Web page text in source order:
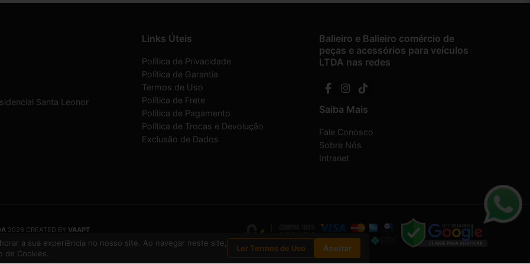
Santa Leonor
Links Úteis
Política de Privacidade
Política de Garantia
Termos de Uso
Política de Frete
Política de Pagamento
Política de Trocas e Devolução
Exclusão de Dados
Balieiro e Balieiro comércio de
peças e acessórios para veículos
LTDA nas redes
Saiba Mais
Fale Conosco
Sobre Nós
Intranet
2026 CREATED BY VAAPT
a sua experiência no nosso site. Ao navegar neste site,
de Cookies.
Ler Termos de Uso Aceitar